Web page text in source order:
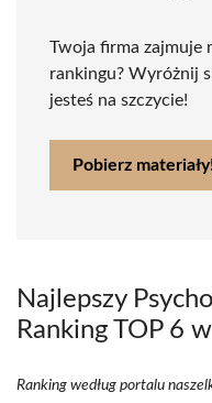
Twoja firma zajmuje
rankingu? Wyróżnij
jesteś na szczycie!
Pobierz
Najlepszy
Ranking TOP 6
Ranking według portalu